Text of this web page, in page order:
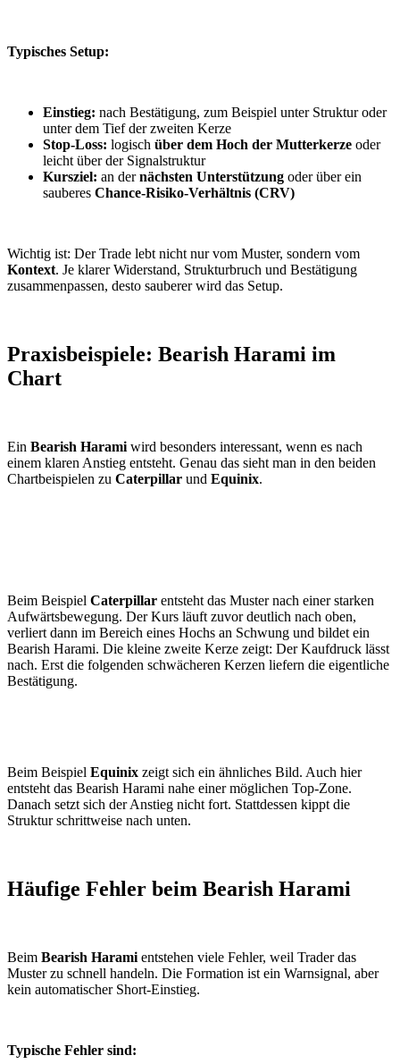
Typisches Setup:
Einstieg: nach Bestätigung, zum Beispiel unter Struktur oder
unter dem Tief der zweiten Kerze
Stop-Loss: logisch über dem Hoch der Mutterkerze oder
leicht über der Signalstruktur
Kursziel: an dernächsten Unterstützung oder über ein
sauberes Chance-Risiko-Verhältnis (CRV)
Wichtig ist: Der Trade lebt nicht nur vom Muster, sondern vom
Kontext. Je klarer Widerstand, Strukturbruch und Bestätigung
zusammenpassen, desto sauberer wird das Setup.
Praxisbeispiele: Bearish Harami im
Chart
Ein Bearish Harami wird besonders interessant, wenn es nach
einem klaren Anstieg entsteht. Genau das sieht man in den beiden
Chartbeispielen zu Caterpillar und Equinix.
Beim Beispiel Caterpillar entsteht das Muster nach einer starken
Aufwärtsbewegung. Der Kurs läuft zuvor deutlich nach oben,
verliert dann im Bereich eines Hochs an Schwung und bildet ein
Bearish Harami. Die kleine zweite Kerze zeigt: Der Kaufdruck lässt
nach. Erst die folgenden schwächeren Kerzen liefern die eigentliche
Bestätigung.
Beim Beispiel Equinix zeigt sich ein ähnliches Bild. Auch hier
entsteht das Bearish Harami nahe einer möglichen Top-Zone.
Danach setzt sich der Anstieg nicht fort. Stattdessen kippt die
Struktur schrittweise nach unten.
Häufige Fehler beim Bearish Harami
Beim Bearish Harami entstehen viele Fehler, weil Trader das
Muster zu schnell handeln. Die Formation ist ein Warnsignal, aber
kein automatischer Short-Einstieg.
Typische Fehler sind: